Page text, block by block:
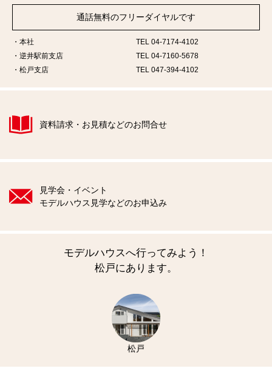
通話無料のフリーダイヤルです
本社
TEL 04-7174-4102
逆井駅前支店
TEL 04-7160-5678
松戸支店
TEL 047-394-4102
資料請求・お見積などのお問合せ
見学会・イベント
モデルハウス見学などのお申込み
モデルハウスへ行ってみよう！
松戸にあります。
松戸